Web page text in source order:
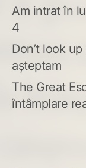
Am intrat în
4
Don’t look
așteptam
The Great
întâmplare